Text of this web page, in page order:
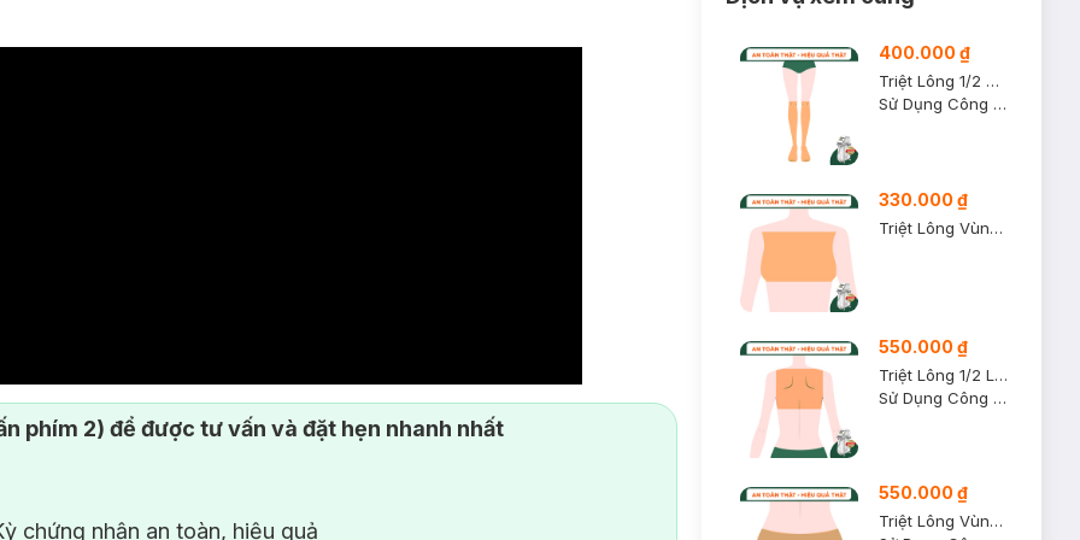
phím 2) để được tư vấn và đặt hẹn nhanh nhất
chứng nhận an toàn, hiệu quả
400.000 ₫
Triệt Lông 1/2 Chân Dưới ( 1 Buổi )
Sử Dụng Công Nghệ Diode Laser
330.000 ₫
Triệt Lông Vùng Ngực Nữ (1 Buổi)
550.000 ₫
Triệt Lông 1/2 Lưng ( 1 Buổi)
Sử Dụng Công Nghệ Diode Laser
550.000 ₫
Triệt Lông Vùng Mông ( 1 Buổi )